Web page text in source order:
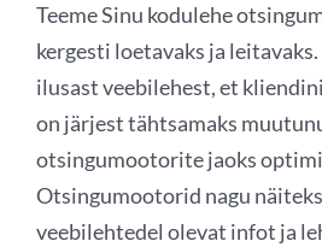
Teeme Sinu kodulehe
kergesti loetavaks ja
ilusast veebilehest, et
on järjest tähtsamaks
otsingumootorite jaoks
Otsingumootorid nagu
veebilehtedel olevat infot ja